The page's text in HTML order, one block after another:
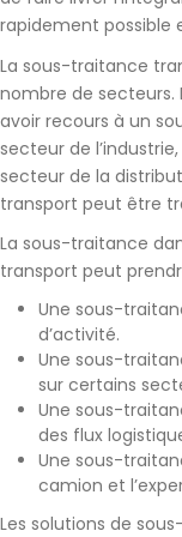
rapidement possible
La sous-traitance
nombre de secteurs.
avoir recours à un
secteur de
secteur de la
transport peut être
La sous-traitance
transport peut
Une sous-
d’activité.
Une sous-
sur certains
Une sous-
des flux
Une sous-
camion et
Les solutions de